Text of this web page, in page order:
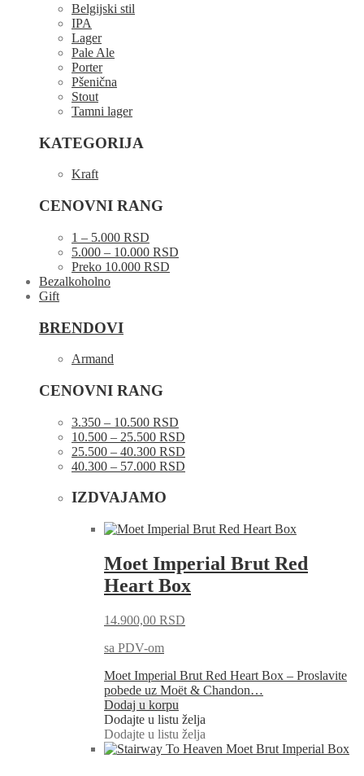
Belgijski stil
IPA
Lager
Pale Ale
Porter
Pšenična
Stout
Tamni lager
KATEGORIJA
Kraft
CENOVNI RANG
1 – 5.000 RSD
5.000 – 10.000 RSD
Preko 10.000 RSD
Bezalkoholno
Gift
BRENDOVI
Armand
CENOVNI RANG
3.350 – 10.500 RSD
10.500 – 25.500 RSD
25.500 – 40.300 RSD
40.300 – 57.000 RSD
IZDVAJAMO
Moet Imperial Brut Red
Heart Box
14.900,00 RSD
sa PDV-om
Moet Imperial Brut Red Heart Box – Proslavite
pobede uz Moët & Chandon…
Dodaj u korpu
Dodajte u listu želja
Dodajte u listu želja